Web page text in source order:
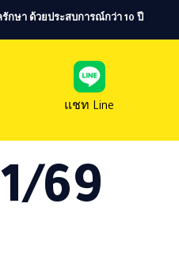
รักษา ด้วยประสบการณ์กว่า 10 ปี
แชท Line
69